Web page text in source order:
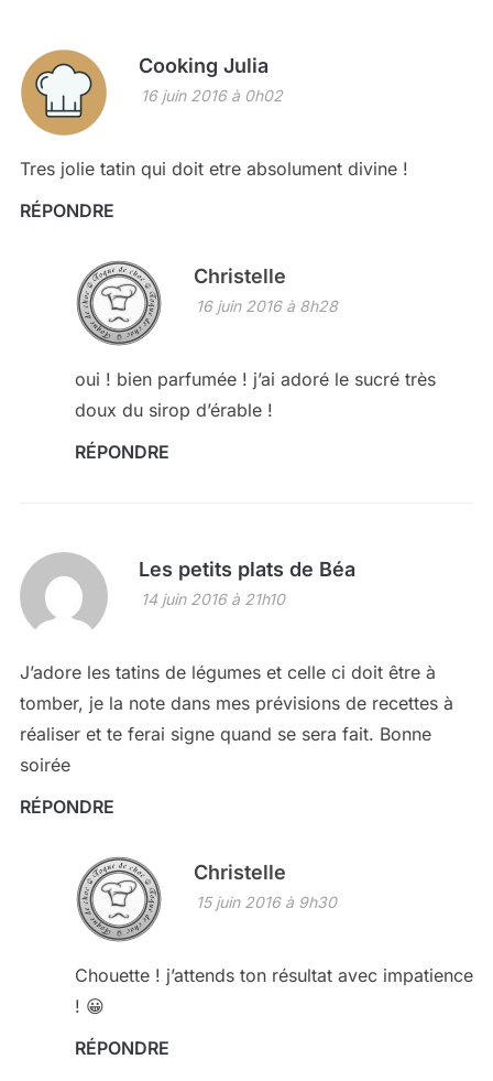
Cooking Julia
16 juin 2016 à 0h02
Tres jolie tatin qui doit etre absolument divine !
RÉPONDRE
Christelle
16 juin 2016 à 8h28
oui ! bien parfumée ! j’ai adoré le sucré très
doux du sirop d’érable !
RÉPONDRE
Les petits plats de Béa
14 juin 2016 à 21h10
J’adore les tatins de légumes et celle ci doit être à
tomber, je la note dans mes prévisions de recettes à
réaliser et te ferai signe quand se sera fait. Bonne
soirée
RÉPONDRE
Christelle
15 juin 2016 à 9h30
Chouette ! j’attends ton résultat avec impatience
! 😀
RÉPONDRE